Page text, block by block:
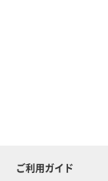
ご利用ガイド